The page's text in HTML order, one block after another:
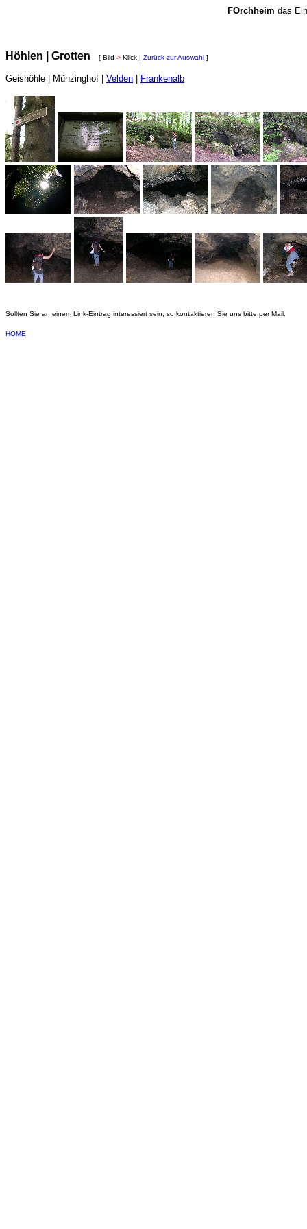
FOrchheim das
Höhlen | Grotten [ Bild > Klick | Zurück zur Auswahl ]
Geishöhle | Münzinghof | Velden Frankenalb
Sollten Sie an einem Link-Eintrag interessiert sein, so kontaktieren Sie uns bitte per Mail.
HOME